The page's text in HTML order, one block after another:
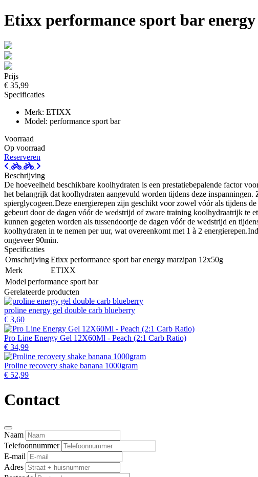
Etixx performance sport bar
Prijs
€ 35,99
Specificaties
Merk: ETIXX
Model: performance sport bar
Voorraad
Op voorraad
Reserveren
Beschrijving
De hoeveelheid beschikbare koolhydraten is een prestatiebepalende factor
het belangrijk dat koolhydraten aangevuld worden tijdens deze
spierglycogeen.Deze energierepen zijn geschikt voor zowel vóór als tijdens
gebeurt door de dagen vóór de wedstrijd of zware training koolhydraatrijk te
kunnen gegeten worden als tussendoortje de dagen vóór de wedstrijd en
koolhydraten in te nemen per uur, wat overeenkomt met 1 à 2
ongeveer 90min.
Specificaties
OmschrijvingEtixx performance sport bar energy marzipan 12x50g
Merk
ETIXX
Model performance sport bar
Gerelateerde producten
proline energy gel double carb blueberry
€ 3,60
Pro Line Energy Gel 12X60Ml - Peach (2:1 Carb Ratio)
€ 34,99
Proline recovery shake banana 1000gram
€ 52,99
Contact
Naam
Telefoonnummer
E-mail
Adres